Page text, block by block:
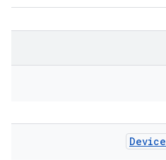
Device